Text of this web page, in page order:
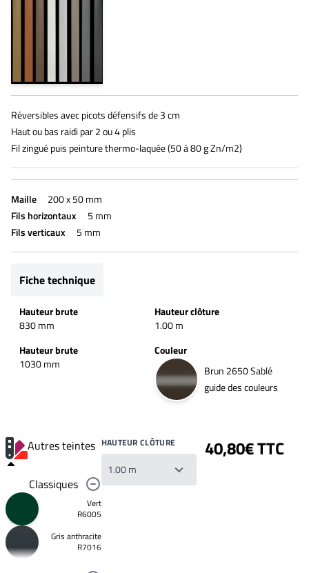
Réversibles avec picots défensifs de 3 cm
Haut ou bas raidi par 2 ou 4 plis
Fil zingué puis peinture thermo-laquée (50 à 80 g Zn/m2)
Maille
200 x 50 mm
Fils horizontaux
5 mm
Fils verticaux
5 mm
Fiche technique
Hauteur brute
830 mm
Hauteur clôture
1.00 m
Hauteur brute
1030 mm
Couleur
Brun 2650 Sablé
guide des couleurs
Autres teintes
Classiques
Vert
R6005
Gris anthracite
R7016
HAUTEUR CLÔTURE 40,80€ TTC
Votre
liste